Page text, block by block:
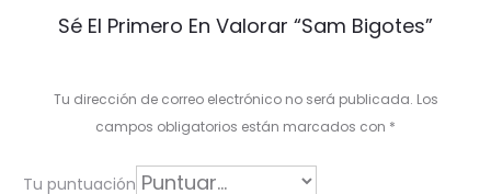
r
Sé El Primero En Valorar “Sam Bigotes”
Tu dirección de correo electrónico no será publicada. Los
campos obligatorios están marcados con *
Tu puntuación